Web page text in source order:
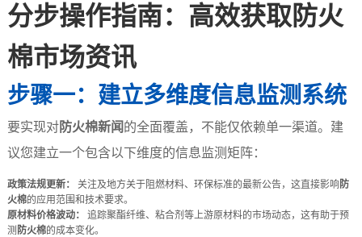
分步操作指南：高效获取防火
棉市场资讯
步骤一：建立多维度信息监测系统
要实现对防火棉新闻的全面覆盖，不能仅依赖单一渠道。建
议您建立一个包含以下维度的信息监测矩阵：
政策法规更新： 关注及地方关于阻燃材料、环保标准的最新公告，这直接影响防
火棉的应用范围和技术要求。
原材料价格波动：
追踪聚酯纤维、粘合剂等上游原材料的市场动态，这有助于预
测 防火棉的成本变化。